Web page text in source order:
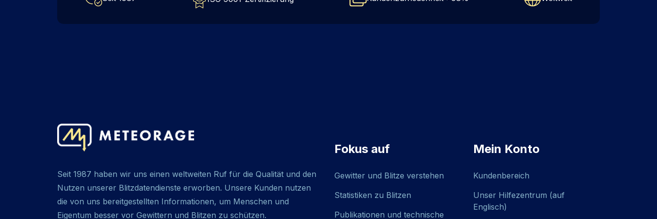
Seit 1987 haben wir uns einen weltweiten Ruf für die Qualität und den
Nutzen unserer Blitzdatendienste erworben. Unsere Kunden nutzen
die von uns bereitgestellten Informationen, um Menschen und
Eigentum besser vor Gewittern und Blitzen zu schützen.
Fokus auf
Gewitter und Blitze verstehen
Statistiken zu Blitzen
Publikationen und technische
Mein Konto
Kundenbereich
Unser Hilfezentrum (auf
Englisch)